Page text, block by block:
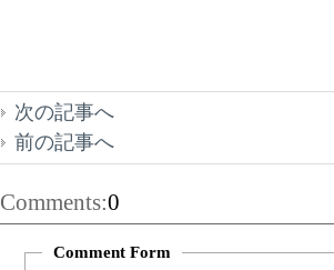
次の記事へ
前の記事へ
Comments:0
Comment Form